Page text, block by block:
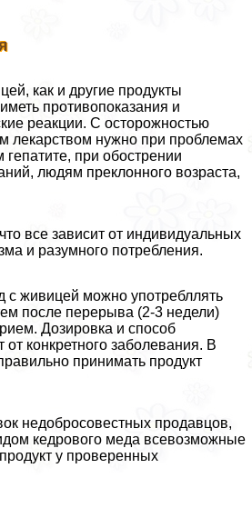
как и другие продукты
противопоказания и
реакции. С осторожностью
лекарством нужно при проблемах
при обострении
людям преклонного возраста,
все зависит от индивидуальных
и разумного потрeбления.
с живицей можно употрeбллять
после перерыва (2-3 недели)
Дозировка и способ
от конкретного заболевания. В
принимать продукт
недобросовестных продавцов,
кедрового меда всевозможные
у проверенных